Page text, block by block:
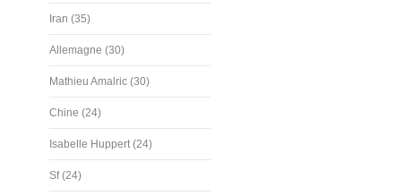
Iran (35)
Allemagne (30)
Mathieu Amalric (30)
Chine (24)
Isabelle Huppert (24)
Sf (24)